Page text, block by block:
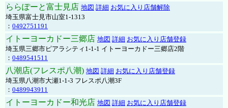
ららぽーと富士見店 地図 詳細 お気に入り店舗解除
埼玉県富士見市山室1-1313
： 0492751191
イトーヨーカドー三郷店 地図 詳細 お気に入り店舗登録
埼玉県三郷市ピアラシティ1-1-1 イトーヨーカドー三郷店2階
： 0489541511
八潮店(フレスポ八潮) 地図 詳細 お気に入り店舗登録
埼玉県八潮市大瀬1-1-3 フレスポ八潮3F
： 0489943911
イトーヨーカドー和光店 地図 詳細 お気に入り店舗登録